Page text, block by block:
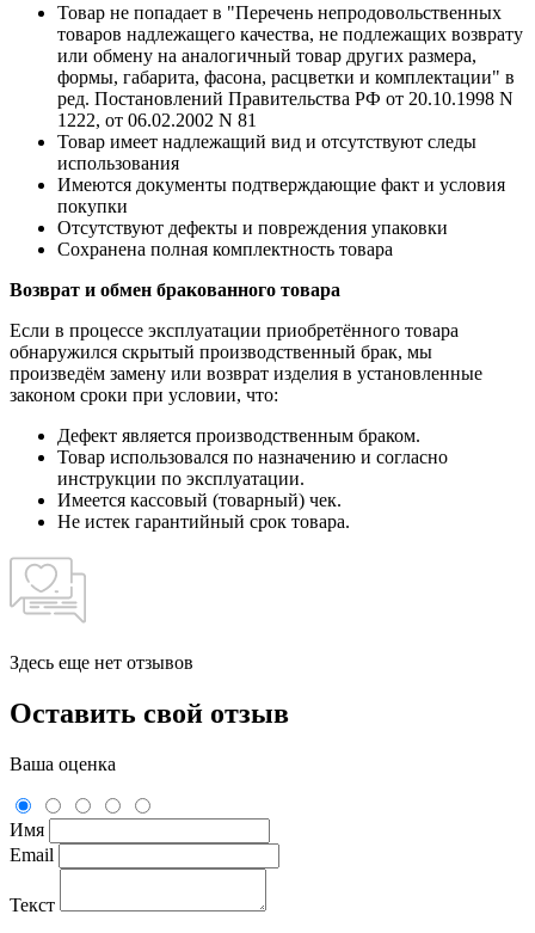
Товар не попадает в "Перечень непродовольственных
товаров надлежащего качества, не подлежащих возврату
или обмену на аналогичный товар других размера,
формы, габарита, фасона, расцветки и комплектации" в
ред. Постановлений Правительства РФ от 20.10.1998 N
1222, от 06.02.2002 N 81
Товар имеет надлежащий вид и отсутствуют следы
использования
Имеются документы подтверждающие факт и условия
покупки
Отсутствуют дефекты и повреждения упаковки
Сохранена полная комплектность товара
Возврат и обмен бракованного товара
Если в процессе эксплуатации приобретённого товара
обнаружился скрытый производственный брак, мы
произведём замену или возврат изделия в установленные
законом сроки при условии, что:
Дефект является производственным браком.
Товар использовался по назначению и согласно
инструкции по эксплуатации.
Имеется кассовый (товарный) чек.
Не истек гарантийный срок товара.
Здесь еще нет отзывов
Оставить свой отзыв
Ваша оценка
Имя
Email
Текст